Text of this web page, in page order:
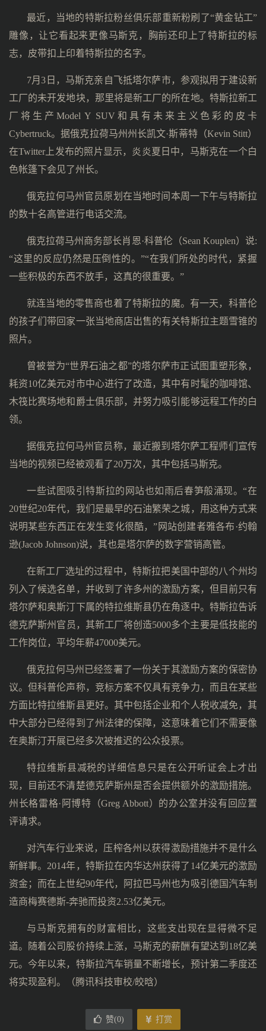
最近，当地的特斯拉粉丝俱乐部重新粉刷了“黄金钻工”
雕像，让它看起来更像马斯克，胸前还印上了特斯拉的标
志，皮带扣上印着特斯拉的名字。
7月3日，马斯克亲自飞抵塔尔萨市，参观拟用于建设新
工厂的未开发地块，那里将是新工厂的所在地。特斯拉新工
厂将生产Model Y SUV和具有未来主义色彩的皮卡
Cybertruck。据俄克拉荷马州州长凯文·斯蒂特（Kevin Stitt）
在Twitter上发布的照片显示，炎炎夏日中，马斯克在一个白
色帐篷下会见了州长。
俄克拉何马州官员原划在当地时间本周一下午与特斯拉
的数十名高管进行电话交流。
俄克拉荷马州商务部长肖恩·科普伦（Sean Kouplen）说:
“这里的反应仍然是压倒性的。”“在我们所处的时代，紧握
一些积极的东西不放手，这真的很重要。”
就连当地的零售商也着了特斯拉的魔。有一天，科普伦
的孩子们带回家一张当地商店出售的有关特斯拉主题雪锥的
照片。
曾被誉为“世界石油之都”的塔尔萨市正试图重塑形象，
耗资10亿美元对市中心进行了改造，其中有时髦的咖啡馆、
木筏比赛场地和爵士俱乐部，并努力吸引能够远程工作的白
领。
据俄克拉何马州官员称，最近搬到塔尔萨工程师们宣传
当地的视频已经被观看了20万次，其中包括马斯克。
一些试图吸引特斯拉的网站也如雨后春笋般涌现。“在
20世纪20年代，我们是最早的石油繁荣之城，用这种方式来
说明某些东西正在发生变化很酷，”网站创建者雅各布·约翰
逊(Jacob Johnson)说，其也是塔尔萨的数字营销高管。
在新工厂选址的过程中，特斯拉把美国中部的八个州均
列入了候选名单，并收到了许多州的激励方案，但目前只有
塔尔萨和奥斯汀下属的特拉维斯县仍在角逐中。特斯拉告诉
德克萨斯州官员，其新工厂将创造5000多个主要是低技能的
工作岗位，平均年薪47000美元。
俄克拉何马州已经签署了一份关于其激励方案的保密协
议。但科普伦声称，竞标方案不仅具有竞争力，而且在某些
方面比特拉维斯县更好。其中包括企业和个人税收减免，其
中大部分已经得到了州法律的保障，这意味着它们不需要像
在奥斯汀开展已经多次被推迟的公众投票。
特拉维斯县减税的详细信息只是在公开听证会上才出
现，目前还不清楚德克萨斯州是否会提供额外的激励措施。
州长格雷格·阿博特（Greg Abbott）的办公室并没有回应置
评请求。
对汽车行业来说，压榨各州以获得激励措施并不是什么
新鲜事。2014年，特斯拉在内华达州获得了14亿美元的激励
资金；而在上世纪90年代，阿拉巴马州也为吸引德国汽车制
造商梅赛德斯-奔驰而投资2.53亿美元。
与马斯克拥有的财富相比，这些支出现在显得微不足
道。随着公司股价持续上涨，马斯克的薪酬有望达到18亿美
元。今年以来，特斯拉汽车销量不断增长，预计第二季度还
将实现盈利。（腾讯科技审校/皎晗）
赞(0) 打赏